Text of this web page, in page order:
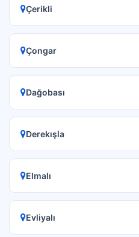
Çerikli
Çongar
Dağobası
Derekışla
Elmalı
Evliyalı